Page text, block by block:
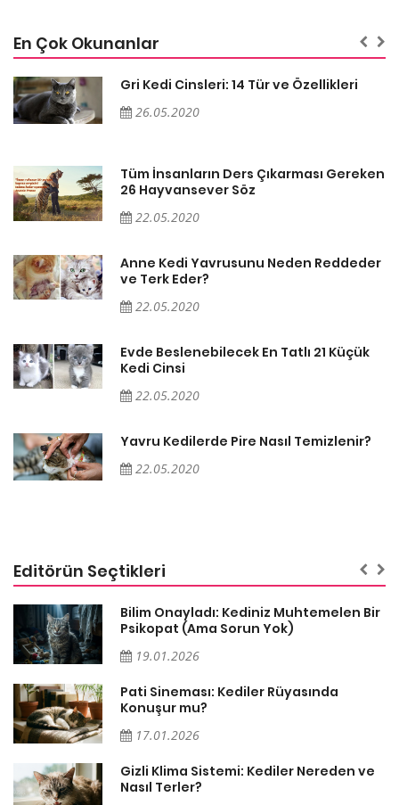
En Çok Okunanlar
Gri Kedi Cinsleri: 14 Tür ve Özellikleri
26.05.2020
Tüm İnsanların Ders Çıkarması Gereken
26 Hayvansever Söz
22.05.2020
Anne Kedi Yavrusunu Neden Reddeder
ve Terk Eder?
22.05.2020
Evde Beslenebilecek En Tatlı 21 Küçük
Kedi Cinsi
22.05.2020
Yavru Kedilerde Pire Nasıl Temizlenir?
22.05.2020
Editörün Seçtikleri
Bilim Onayladı: Kediniz Muhtemelen Bir
Psikopat (Ama Sorun Yok)
19.01.2026
Pati Sineması: Kediler Rüyasında
Konuşur mu?
17.01.2026
Gizli Klima Sistemi: Kediler Nereden ve
Nasıl Terler?